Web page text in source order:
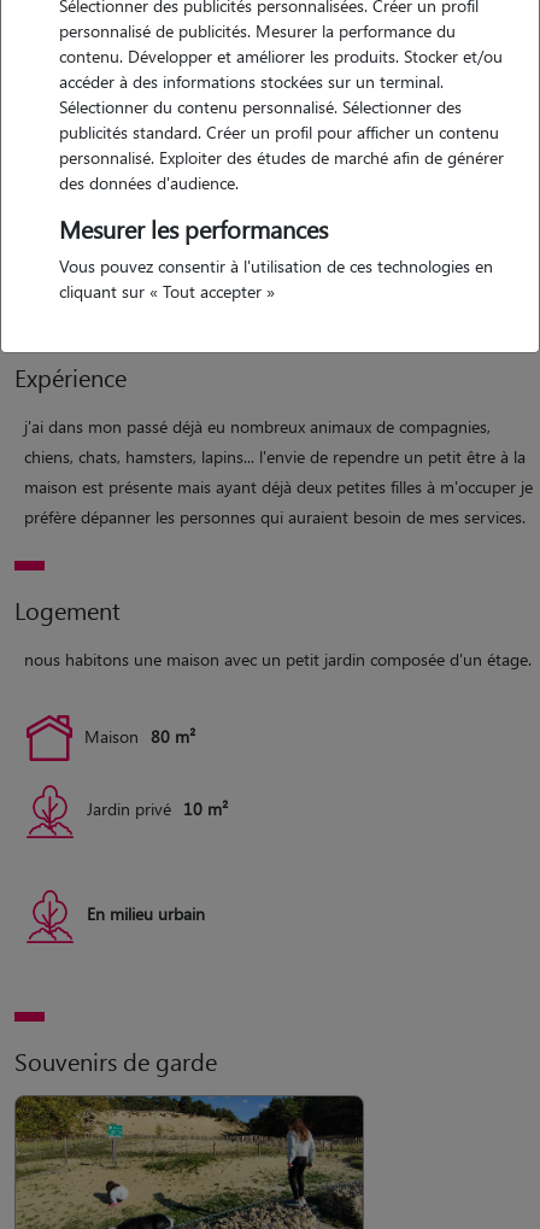
Motivation
dans un premier temps mon but est de lutter contre l'abandon des
animaux lors des vacances de leur maître et maîtresse. par ailleurs je
souhaite leur offrir un confort dans notre petite maison cocooning et
pleine d'amour. mon ambition est de créer un lien de confiance fort
à leur bonheur.
Expérience
j'ai dans mon passé déjà eu nombreux animaux de compagnies,
chiens, chats, hamsters, lapins... l'envie de rependre un petit être à la
maison est présente mais ayant déjà deux petites filles à m'occuper je
préfère dépanner les personnes qui auraient besoin de mes services.
Logement
nous habitons une maison avec un petit jardin composée d'un étage.
Maison 80 m²
Jardin privé 10 m²
En milieu urbain
Souvenirs de garde
Sélectionner des publicités personnalisées. Créer un profil
personnalisé de publicités. Mesurer la performance du
contenu. Développer et améliorer les produits. Stocker et/ou
accéder à des informations stockées sur un terminal.
Sélectionner du contenu personnalisé. Sélectionner des
publicités standard. Créer un profil pour afficher un contenu
personnalisé. Exploiter des études de marché afin de générer
des données d'audience.
Mesurer les performances
Vous pouvez consentir à l'utilisation de ces technologies en
cliquant sur « Tout accepter »